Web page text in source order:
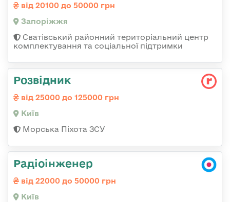
від 20100 до 50000 грн
Запоріжжя
Сватівський районний територіальний центр
комплектування та соціальної підтримки
Розвідник
від 25000 до 125000 грн
Київ
Морська Піхота ЗСУ
Радіоінженер
від 22000 до 50000 грн
Київ